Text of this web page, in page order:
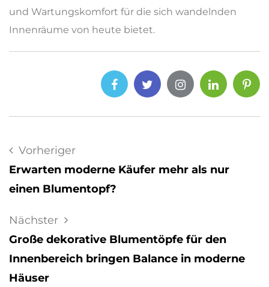
und Wartungskomfort für die sich wandelnden
Innenräume von heute bietet.
Vorheriger
Erwarten moderne Käufer mehr als nur
einen Blumentopf?
Nächster
Große dekorative Blumentöpfe für den
Innenbereich bringen Balance in moderne
Häuser